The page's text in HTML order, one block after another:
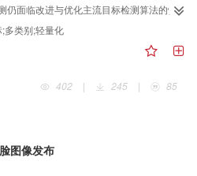
仍面临改进与优化主流目标检测算法的性
类别物体检测、轻量化检测模型等关键
广泛文献调研的基础上，从双阶段、单阶
分析了改进与优化主流目标检测算法的方
征融合、级联卷积神经网络和模型的训
精度的方法，从训练方式和网络结构的角
用数据集进行了详细介绍，从4个方面对
测研究是计算机视觉和模式识别中备受
多类别;轻量化
402
| 245 | 85
图像发布